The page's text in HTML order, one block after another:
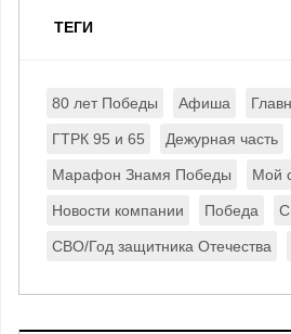
ТЕГИ
80 лет Победы Афиша
ГТРК 95 и 65 Дежурная часть
Марафон Знамя Победы Мой
Новости компании Победа
СВО/Год защитника Отечества